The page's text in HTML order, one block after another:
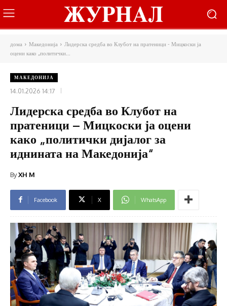
дома Македонија
Лидерска средба во Клубот на пратеници - Мицкоски ја
оцени како „политички...
МАКЕДОНИЈА
14.01.2026 14:17
Лидерска средба во Клубот на
пратеници – Мицкоски ја оцени
како „политички дијалог за
иднината на Македонија“
ByXH M
Facebook X WhatsApp